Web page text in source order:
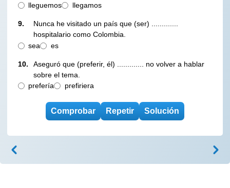
lleguemos
llegamos
9.
Nunca he visitado un país que (ser) .............
hospitalario como Colombia.
sea
es
10.
Aseguró que (preferir, él) ............. no volver a hablar
sobre el tema.
prefería
prefiriera